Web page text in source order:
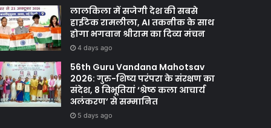
लालकिला में सजेगी देश की सबसे
हाईटेक रामलीला, AI तकनीक के साथ
होगा भगवान श्रीराम का दिव्य मंचन
4 days ago
56th Guru Vandana Mahotsav
2026: गुरु-शिष्य परंपरा के संरक्षण का
संदेश, 8 विभूतियां ‘श्रेष्ठ कला आचार्य
अलंकरण’ से सम्मानित
5 days ago